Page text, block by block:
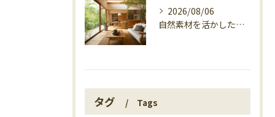
2026/08/06
自然素材を活かした家づくり、マエタ木材の目線
タグ Tags